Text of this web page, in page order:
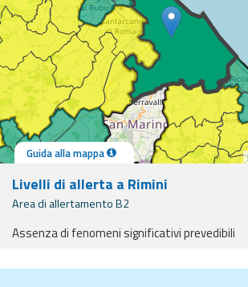
eventi
Previsioni e dati
Previsioni meteo e
marine
Dati osservati
Radar meteo
Livelli di allerta a Rimini
Area di allertamento B2
Assenza di fenomeni significativi prevedibili
Guida alla mappa